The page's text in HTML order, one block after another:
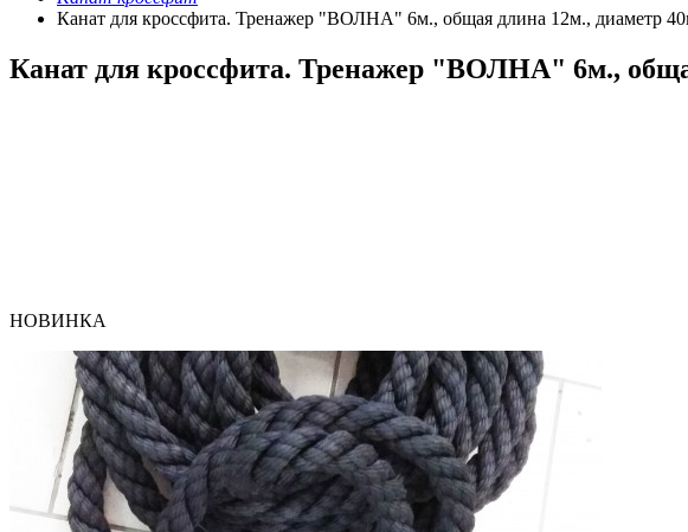
Канат для кроссфита. Тренажер "ВОЛНА" 6м., общая длина 12м., диаметр
Канат для кроссфита. Тренажер "ВОЛНА" 6м.,
НОВИНКА